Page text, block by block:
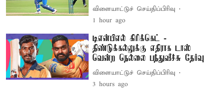
விளையாட்டுச் செய்திப்பிரிவு
1 hour ago
டிஎன்பிஎல் கிரிக்கெட் -
திண்டுக்கல்லுக்கு எதிராக டாஸ்
வென்ற நெல்லை பந்துவீச்சு தேர்வு
விளையாட்டுச் செய்திப்பிரிவு
3 hours ago